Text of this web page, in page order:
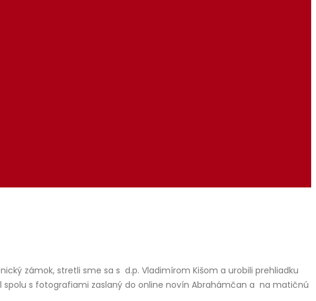
zámok, stretli sme sa s d.p. Vladimírom Kišom a urobili prehliadku
spolu s fotografiami zaslaný do online novín Abrahámčan a na matičnú